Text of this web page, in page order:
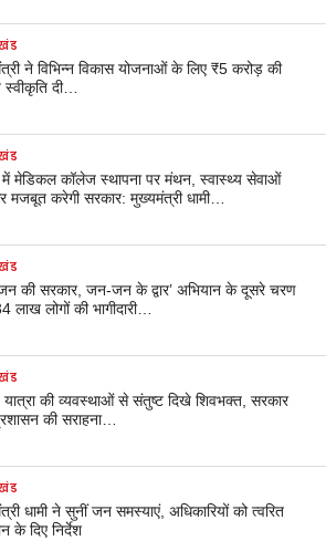
ने विभिन्न विकास योजनाओं के लिए ₹5 करोड़ की
स्वीकृति दी…
में मेडिकल कॉलेज स्थापना पर मंथन, स्वास्थ्य सेवाओं
मजबूत करेगी सरकार: मुख्यमंत्री धामी…
की सरकार, जन-जन के द्वार’ अभियान के दूसरे चरण
लाख लोगों की भागीदारी…
की व्यवस्थाओं से संतुष्ट दिखे शिवभक्त, सरकार
की सराहना…
धामी ने सुनीं जन समस्याएं, अधिकारियों को त्वरित
के दिए निर्देश